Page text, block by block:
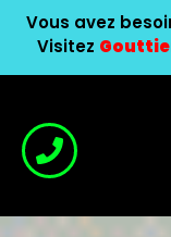
Vous avez
Visitez